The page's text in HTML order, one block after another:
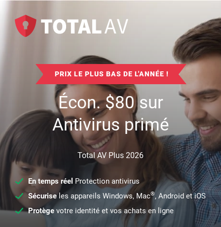
PRIX LE PLUS BAS DE L'ANNÉE !
Écon.$80sur
Antivirus primé
Total AV Plus 2026
En temps réel Protection antivirus
Sécuriseles appareils Windows, Mac®, Android et iOS
Protège votre identité et vos achats en ligne